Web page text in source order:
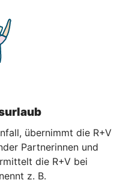
übernimmt die R+V
Partnerinnen und
die R+V bei
z. B.